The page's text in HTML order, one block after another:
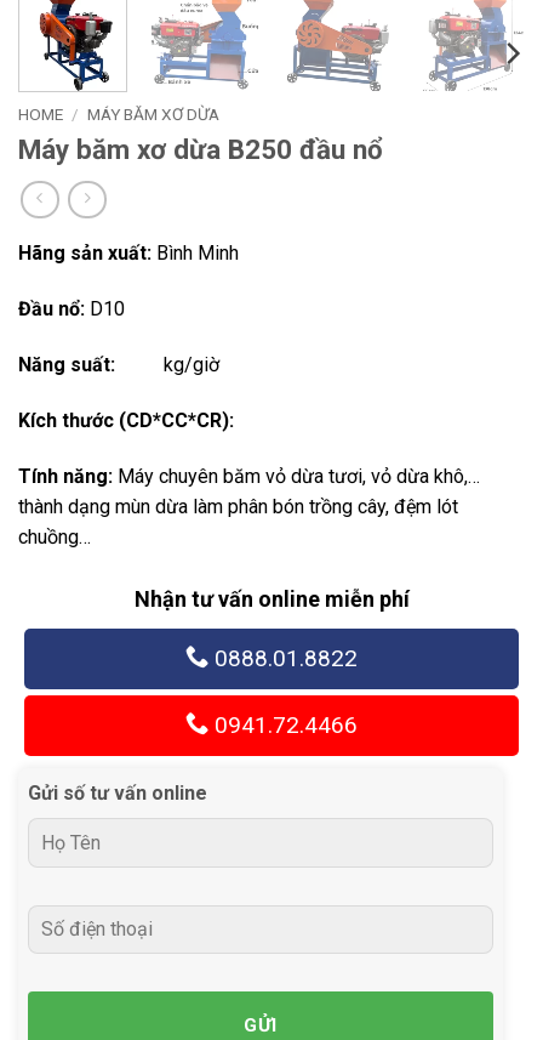
HOME / MÁY BĂM XƠ DỪA
Máy băm xơ dừa B250 đầu nổ
Hãng sản xuất: Bình Minh
Đầu nổ: D10
Năng suất: kg/giờ
Kích thước (CD*CC*CR):
Tính năng: Máy chuyên băm vỏ dừa tươi, vỏ dừa khô,…
thành dạng mùn dừa làm phân bón trồng cây, đệm lót
chuồng…
Nhận tư vấn online miễn phí
0888.01.8822
0941.72.4466
Gửi số tư vấn online